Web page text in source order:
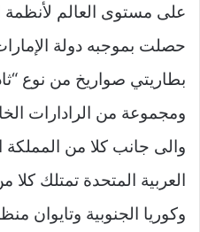
على مستوى العالم لأنظمة
حصلت بموجبه دولة
ومجموعة من الرادارات
والى جانب كلا من المملكة
العربية المتحدة تمتلك كلا
وكوريا الجنوبية وتايوان